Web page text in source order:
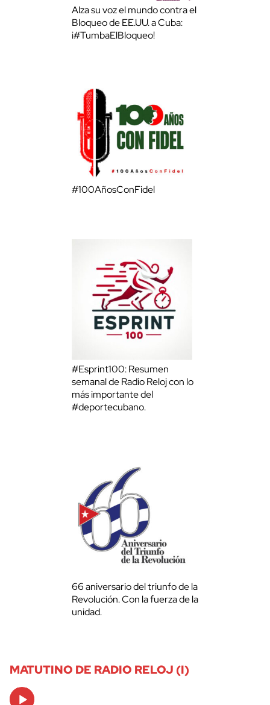
Alza su voz el mundo contra el
Bloqueo de EE.UU. a Cuba:
¡#TumbaElBloqueo!
#100AñosConFidel
#Esprint100: Resumen
semanal de Radio Reloj con lo
más importante del
#deportecubano.
66 aniversario del triunfo de la
Revolución. Con la fuerza de la
unidad.
MATUTINO DE RADIO RELOJ (I)
Audio